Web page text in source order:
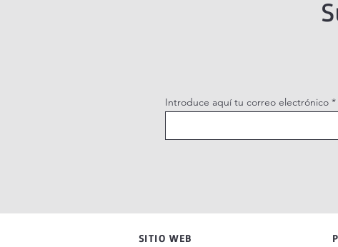
Introduce aquí tu correo electrónico
SITIO WEB